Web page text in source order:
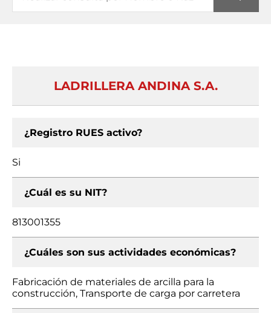
LADRILLERA ANDINA S.A.
¿Registro RUES activo?
Si
¿Cuál es su NIT?
813001355
¿Cuáles son sus actividades económicas?
Fabricación de materiales de arcilla para la
construcción, Transporte de carga por carretera